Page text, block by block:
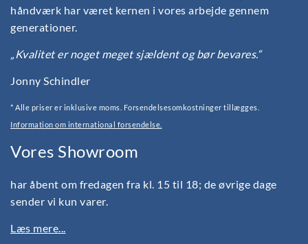
håndværk har været kernen i vores arbejde gennem
generationer.
„Kvalitet er noget meget sjældent og bør bevares.“
Jonny Schindler
* Alle priser er inklusive moms. Forsendelsesomkostninger tillægges.
Information om international forsendelse.
Vores Showroom
har åbent om fredagen fra kl. 15 til 18; de øvrige dage
sender vi kun varer.
Læs mere...